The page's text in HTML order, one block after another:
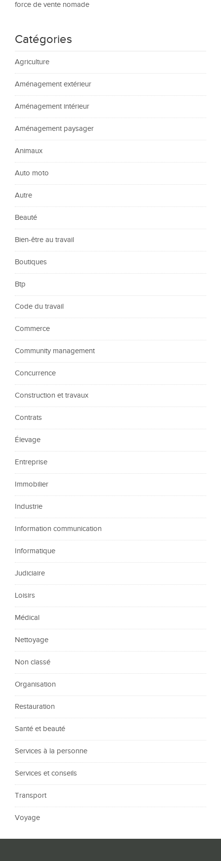
force de vente nomade
Catégories
Agriculture
Aménagement extérieur
Aménagement intérieur
Aménagement paysager
Animaux
Auto moto
Autre
Beauté
Bien-être au travail
Boutiques
Btp
Code du travail
Commerce
Community management
Concurrence
Construction et travaux
Contrats
Élevage
Entreprise
Immobilier
Industrie
Information communication
Informatique
Judiciaire
Loisirs
Médical
Nettoyage
Non classé
Organisation
Restauration
Santé et beauté
Services à la personne
Services et conseils
Transport
Voyage